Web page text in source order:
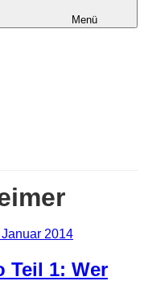
Menü
Januar 2014
Teil 1: Wer